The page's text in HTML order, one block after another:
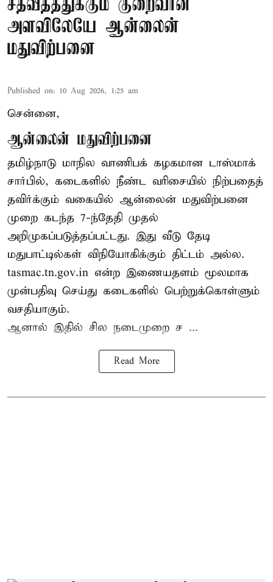
சதவீதத்துக்கும் குறைவான
அளவிலேயே ஆன்லைன்
மதுவிற்பனை
Published on: 10 Aug 2026, 1:25 am
சென்னை,
ஆன்லைன் மதுவிற்பனை
தமிழ்நாடு மாநில வாணிபக் கழகமான டாஸ்மாக்
சார்பில், கடைகளில் நீண்ட வரிசையில் நிற்பதைத்
தவிர்க்கும் வகையில் ஆன்லைன் மதுவிற்பனை
முறை கடந்த 7-ந்தேதி முதல்
அறிமுகப்படுத்தப்பட்டது. இது வீடு தேடி
மதுபாட்டில்கள் விநியோகிக்கும் திட்டம் அல்ல.
tasmac.tn.gov.in என்ற இணையதளம் மூலமாக
முன்பதிவு செய்து கடைகளில் பெற்றுக்கொள்ளும்
வசதியாகும்.
ஆனால் இதில் சில நடைமுறை ச ...
Read More